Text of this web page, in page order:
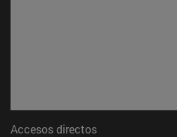
Accesos directos